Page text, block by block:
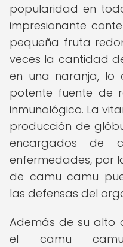
popularidad en
impresionante
pequeña fruta
veces la cantidad
en una naranja, lo
potente fuente de
inmunológico. La
producción de
encargados de
enfermedades, por
de camu camu
las defensas del
Además de su alto
el camu